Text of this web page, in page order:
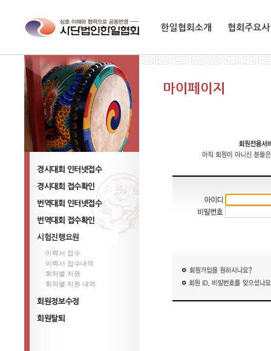
경기대회 참가신청
경시대회 신청 ,변경
번역대회 참가신청
번역대회 신청 ,변경
시험진행요원
이력서 접수
이력서 접수내역
회차별 지원
회차별 지원 내역
정보수정